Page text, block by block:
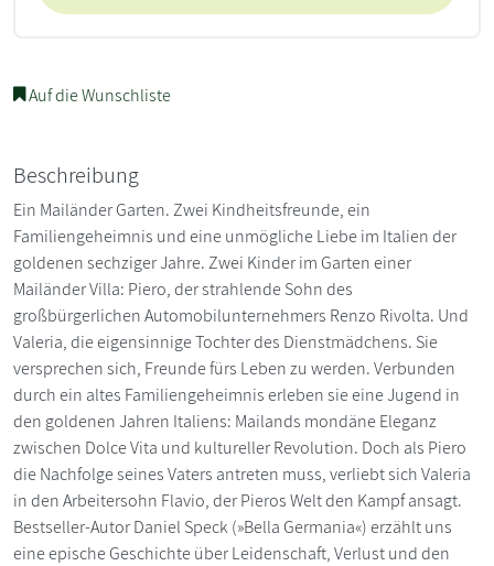
Auf die Wunschliste
Beschreibung
Ein Mailänder Garten. Zwei Kindheitsfreunde, ein
Familiengeheimnis und eine unmögliche Liebe im Italien der
goldenen sechziger Jahre. Zwei Kinder im Garten einer
Mailänder Villa: Piero, der strahlende Sohn des
großbürgerlichen Automobilunternehmers Renzo Rivolta. Und
Valeria, die eigensinnige Tochter des Dienstmädchens. Sie
versprechen sich, Freunde fürs Leben zu werden. Verbunden
durch ein altes Familiengeheimnis erleben sie eine Jugend in
den goldenen Jahren Italiens: Mailands mondäne Eleganz
zwischen Dolce Vita und kultureller Revolution. Doch als Piero
die Nachfolge seines Vaters antreten muss, verliebt sich Valeria
in den Arbeitersohn Flavio, der Pieros Welt den Kampf ansagt.
Bestseller-Autor Daniel Speck (»Bella Germania«) erzählt uns
eine epische Geschichte über Leidenschaft, Verlust und den